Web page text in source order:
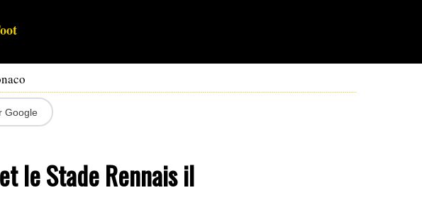
Google
le Stade Rennais il